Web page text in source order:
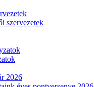
szervezetek
2026